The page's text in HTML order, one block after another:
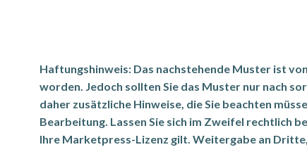
Haftungshinweis: Das nachstehende Muster ist
worden. Jedoch sollten Sie das Muster nur nach
daher zusätzliche Hinweise, die Sie beachten
Bearbeitung. Lassen Sie sich im Zweifel rechtlich
Ihre Marketpress-Lizenz gilt. Weitergabe an